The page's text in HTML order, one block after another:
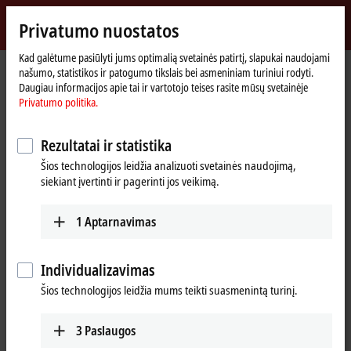
Beckhoff
-
New
Automation
Technology
Pradinis
puslapis
Įmonė Įmonė pasaulyje Norway Sales
Sales, Norway
Adresas ir kontaktai
Beckhoff Automation AS
Raveien 205
3184Borre
Norway
+47 33 50 46 90
info@beckhoff.no
Privatumo nuostatos
Kad galėtume pasiūlyti jums optimalią svetainės patirtį, slapukai naudojami
našumo, statistikos ir patogumo tikslais bei asmeniniam turiniui rodyti.
Daugiau informacijos apie tai ir vartotojo teises rasite mūsų svetainėje
Privatumo politika.
Rezultatai ir statistika
Šios technologijos leidžia analizuoti svetainės naudojimą,
siekiant įvertinti ir pagerinti jos veikimą.
1 Aptarnavimas
Individualizavimas
Šios technologijos leidžia mums teikti suasmenintą turinį.
3 Paslaugos